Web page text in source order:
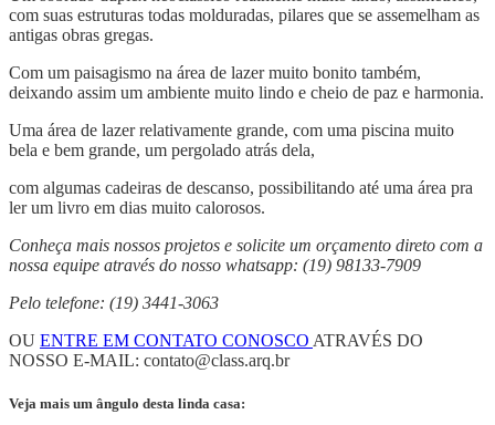
com suas estruturas todas molduradas, pilares que se assemelham as
antigas obras gregas.
Com um paisagismo na área de lazer muito bonito também,
deixando assim um ambiente muito lindo e cheio de paz e harmonia.
Uma área de lazer relativamente grande, com uma piscina muito
bela e bem grande, um pergolado atrás dela,
com algumas cadeiras de descanso, possibilitando até uma área pra
ler um livro em dias muito calorosos.
Conheça mais nossos projetos e solicite um orçamento direto com a
nossa equipe através do nosso whatsapp: (19) 98133-7909
Pelo telefone: (19) 3441-3063
OU ENTRE EM CONTATO CONOSCO ATRAVÉS DO
NOSSO E-MAIL: contato@class.arq.br
Veja mais um ângulo desta linda casa: